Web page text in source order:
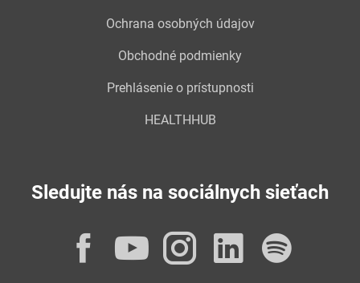
Ochrana osobných údajov
Obchodné podmienky
Prehlásenie o prístupnosti
HEALTHHUB
Sledujte nás na sociálnych sieťach
Facebook
YouTube
Instagram